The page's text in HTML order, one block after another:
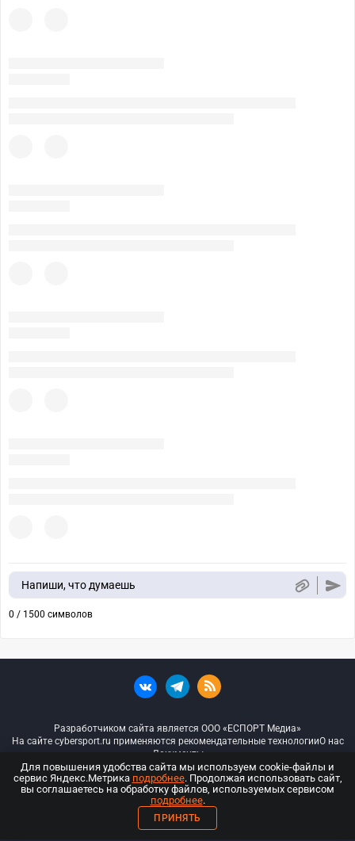
Напиши, что думаешь
0 / 1500 символов
Разработчиком сайта является ООО «ЕСПОРТ Медиа»
На сайте cybersport.ru применяются рекомендательные технологииО нас
Документы
© ООО «Киберспорт.ру» — Все права защищены
18+
ООО «Киберспорт.ру». Свидетельство о регистрации средств массовой
Для повышения удобства сайта мы используем cookie-файлы и
сервис Яндекс.Метрика подробнее. Продолжая использовать сайт,
вы соглашаетесь на обработку файлов, используемых сервисом
подробнее.
ПРИНЯТЬ